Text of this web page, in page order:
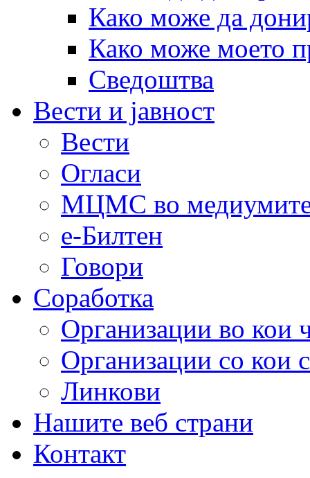
Како може да
Како може моето
Сведоштва
Вести и јавност
Вести
Огласи
МЦМС во
е-Билтен
Говори
Соработка
Организации во кои
Организации со кои
Линкови
Нашите веб страни
Контакт